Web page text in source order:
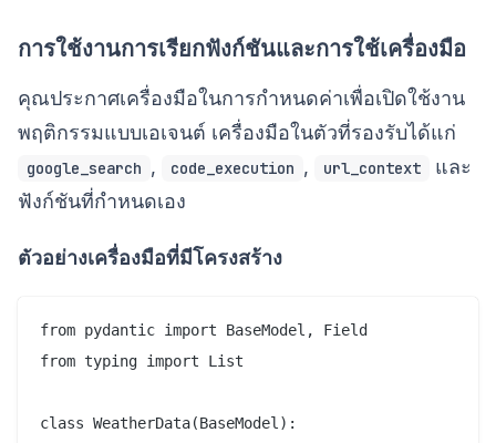
การใช้งานการเรียกฟังก์ชันและการใช้เครื่องมือ
คุณประกาศเครื่องมือในการกำหนดค่าเพื่อเปิดใช้งาน
พฤติกรรมแบบเอเจนต์ เครื่องมือในตัวที่รองรับได้แก่
google_search , code_execution , url_context
และ
ฟังก์ชันที่กำหนดเอง
ตัวอย่างเครื่องมือที่มีโครงสร้าง
from pydantic import BaseModel, Field
from typing import List
class WeatherData(BaseModel):